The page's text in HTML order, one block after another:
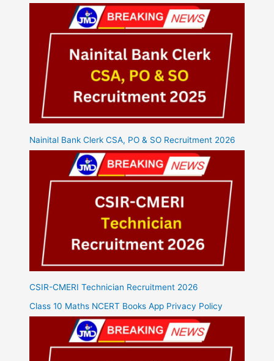
Nainital Bank Clerk CSA, PO & SO Recruitment 2026
CSIR-CMERI Technician Recruitment 2026
Class 10 Maths NCERT Books App Privacy Policy